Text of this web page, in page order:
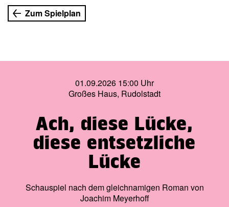
brachte er ein ganzes Land zum Lachen. Keiner konnte so
himmlischen (und hintersinnigen) Nonsens erzählen wie
Zum Spielplan
01.09.2026 15:00 Uhr
Großes Haus, Rudolstadt
Ach, diese Lücke,
diese entsetzliche
Lücke
Schauspiel nach dem gleichnamigen Roman von
Joachim Meyerhoff